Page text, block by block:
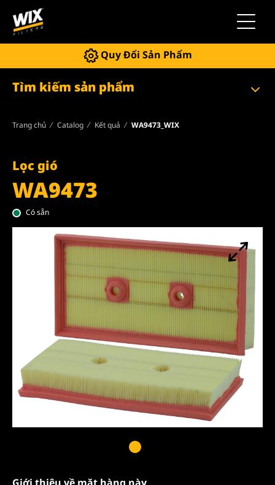
Quy Đổi Sản Phẩm
Tìm kiếm sản phẩm
Trang chủ Catalog Kết quả WA9473_WIX
Lọc gió
WA9473
Có sẵn